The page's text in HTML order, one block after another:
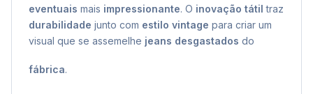
eventuais mais impressionante. O inovação tátil traz
durabilidade junto com estilo vintage para criar um
visual que se assemelhe jeans desgastados do
fábrica.